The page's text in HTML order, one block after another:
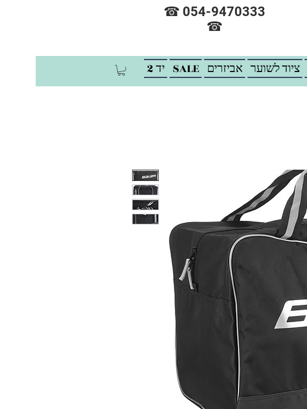
☎ 054-9470333
☎
ציוד לשוער אביזרים SALE יד 2